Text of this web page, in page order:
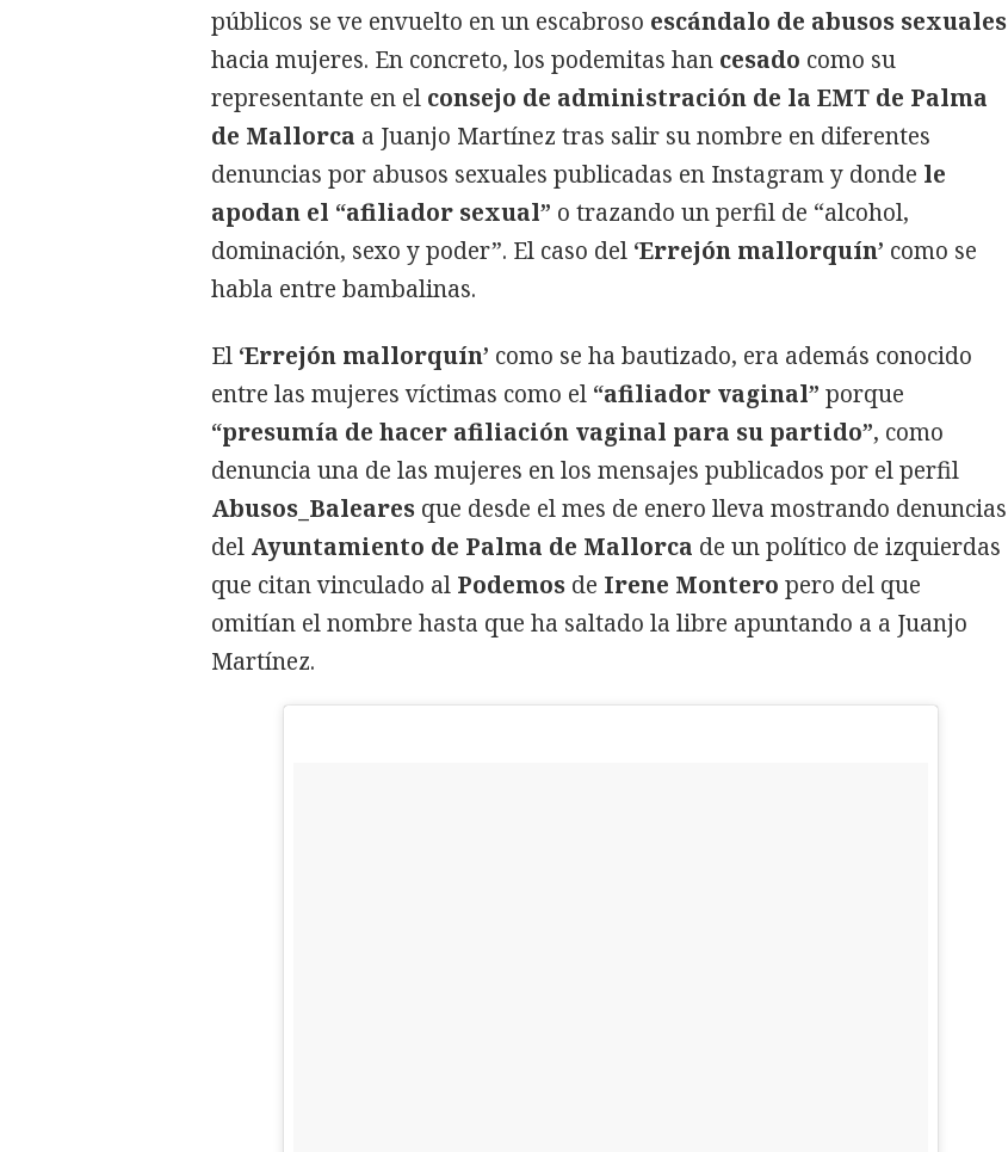
públicos se ve envuelto en un escabroso escándalo de abusos sexuales
hacia mujeres. En concreto, los podemitas han cesado como su
representante en el consejo de administración de la EMT de Palma
de Mallorca a Juanjo Martínez tras salir su nombre en diferentes
denuncias por abusos sexuales publicadas en Instagram y donde le
apodan el “afiliador sexual” o trazando un perfil de “alcohol,
dominación, sexo y poder”. El caso del ‘Errejón mallorquín’ como se
habla entre bambalinas.
El ‘Errejón mallorquín’ como se ha bautizado, era además conocido
entre las mujeres víctimas como el “afiliador vaginal” porque
“presumía de hacer afiliación vaginal para su partido”, como
denuncia una de las mujeres en los mensajes publicados por el perfil
Abusos_Baleares que desde el mes de enero lleva mostrando denuncias
del Ayuntamiento de Palma de Mallorca de un político de izquierdas
que citan vinculado al Podemos de Irene Montero pero del que
omitían el nombre hasta que ha saltado la libre apuntando a a Juanjo
Martínez.